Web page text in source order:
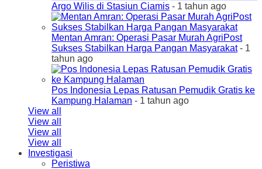
Argo Wilis di Stasiun Ciamis - 1 tahun ago
Mentan Amran: Operasi Pasar Murah AgriPost
Sukses Stabilkan Harga Pangan Masyarakat- 1
tahun ago
Pos Indonesia Lepas Ratusan Pemudik Gratis ke
Kampung Halaman - 1 tahun ago
View all
View all
View all
View all
Investigasi
Peristiwa